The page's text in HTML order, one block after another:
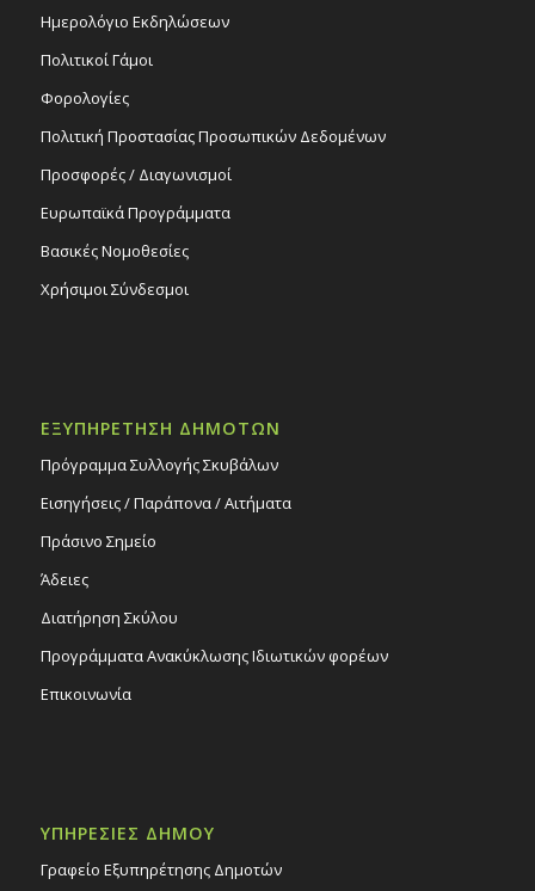
Ημερολόγιο Εκδηλώσεων
Πολιτικοί Γάμοι
Φορολογίες
Πολιτική Προστασίας Προσωπικών Δεδομένων
Προσφορές / Διαγωνισμοί
Ευρωπαϊκά Προγράμματα
Βασικές Νομοθεσίες
Χρήσιμοι Σύνδεσμοι
ΕΞΥΠΗΡΕΤΗΣΗ ΔΗΜΟΤΩΝ
Πρόγραμμα Συλλογής Σκυβάλων
Εισηγήσεις / Παράπονα / Αιτήματα
Πράσινο Σημείο
Άδειες
Διατήρηση Σκύλου
Προγράμματα Ανακύκλωσης Ιδιωτικών φορέων
Επικοινωνία
ΥΠΗΡΕΣΙΕΣ ΔΗΜΟΥ
Γραφείο Εξυπηρέτησης Δημοτών